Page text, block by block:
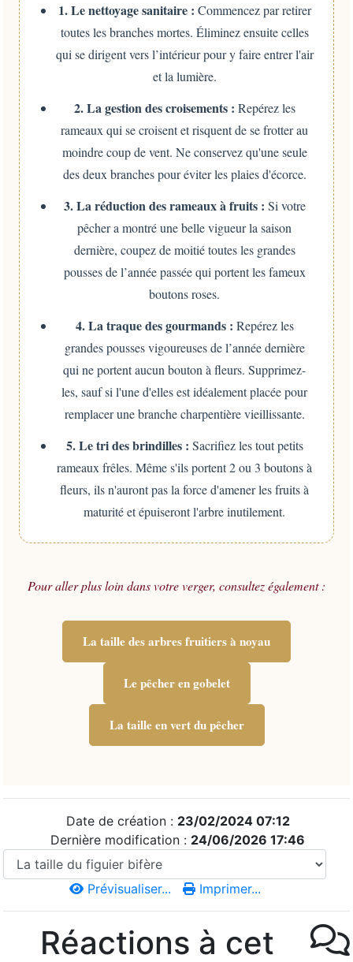
1. Le nettoyage sanitaire : Commencez par retirer
toutes les branches mortes. Éliminez ensuite celles
qui se dirigent vers l’intérieur pour y faire entrer l'air
et la lumière.
2. La gestion des croisements : Repérez les
rameaux qui se croisent et risquent de se frotter au
moindre coup de vent. Ne conservez qu'une seule
des deux branches pour éviter les plaies d'écorce.
3. La réduction des rameaux à fruits : Si votre
pêcher a montré une belle vigueur la saison
dernière, coupez de moitié toutes les grandes
pousses de l’année passée qui portent les fameux
boutons roses.
4. La traque des gourmands : Repérez les
grandes pousses vigoureuses de l’année dernière
qui ne portent aucun bouton à fleurs. Supprimez-
les, sauf si l'une d'elles est idéalement placée pour
remplacer une branche charpentière vieillissante.
5. Le tri des brindilles : Sacrifiez les tout petits
rameaux frêles. Même s'ils portent 2 ou 3 boutons à
fleurs, ils n'auront pas la force d'amener les fruits à
maturité et épuiseront l'arbre inutilement.
Pour aller plus loin dans votre verger, consultez également :
La taille des arbres fruitiers à noyau
Le pêcher en gobelet
La taille en vert du pêcher
Date de création : 23/02/2024 07:12
Dernière modification : 24/06/2026 17:46
Prévisualiser... Imprimer...
Réactions à cet